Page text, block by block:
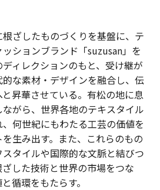
ざしたものづくりを基盤に、テ
ションブランド「suzusan」を
ィレクションのもと、受け継が
な素材・デザインを融合し、伝
昇華させている。有松の地に息
がら、世界各地のテキスタイル
何世紀にもわたる工芸の価値を
生み出す。また、これらのもの
タイルや国際的な文脈と結びつ
した技術と世界の市場をつな
循環をもたらす。